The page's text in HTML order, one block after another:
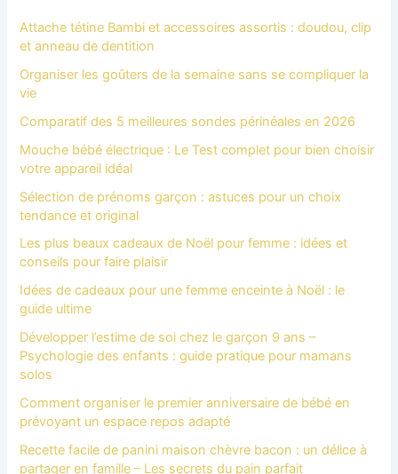
Attache tétine Bambi et accessoires assortis : doudou, clip
et anneau de dentition
Organiser les goûters de la semaine sans se compliquer la
vie
Comparatif des 5 meilleures sondes périnéales en 2026
Mouche bébé électrique : Le Test complet pour bien choisir
votre appareil idéal
Sélection de prénoms garçon : astuces pour un choix
tendance et original
Les plus beaux cadeaux de Noël pour femme : idées et
conseils pour faire plaisir
Idées de cadeaux pour une femme enceinte à Noël : le
guide ultime
Développer l’estime de soi chez le garçon 9 ans –
Psychologie des enfants : guide pratique pour mamans
solos
Comment organiser le premier anniversaire de bébé en
prévoyant un espace repos adapté
Recette facile de panini maison chèvre bacon : un délice à
partager en famille – Les secrets du pain parfait